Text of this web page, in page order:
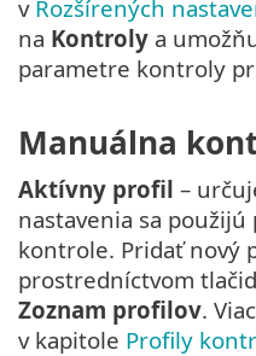
v Rozšírených
na Kontroly a
parametre kontroly
Manuálna
Aktívny profil –
nastavenia sa
kontrole. Pridať nový
prostredníctvom
Zoznam profilov.
v kapitole Profily